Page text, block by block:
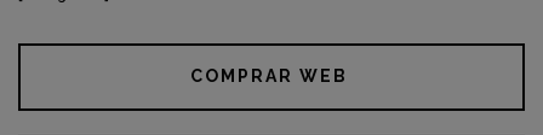
COMPRAR WEB